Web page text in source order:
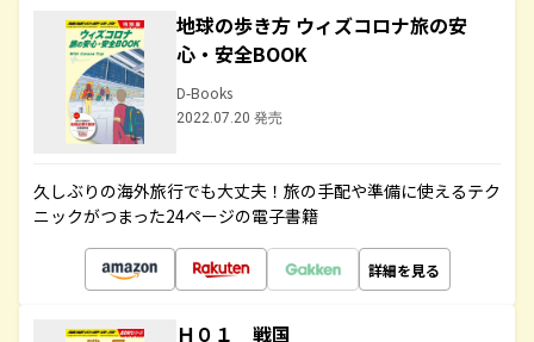
地球の歩き方 ウィズコロナ旅の安
心・安全BOOK
D-Books
2022.07.20 発売
久しぶりの海外旅行でも大丈夫！旅の手配や準備に使えるテク
ニックがつまった24ページの電子書籍
詳細を見る
Ｈ０１ 戦国